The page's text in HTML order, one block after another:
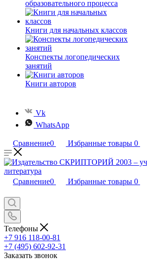
образовательного процесса
Книги для начальных классов
Конспекты логопедических
занятий
Книги авторов
Vk
WhatsApp
Сравнение0 Избранные товары 0
Сравнение0 Избранные товары 0
Телефоны
+7 916 118-00-81
+7 (495) 602-92-31
Заказать звонок